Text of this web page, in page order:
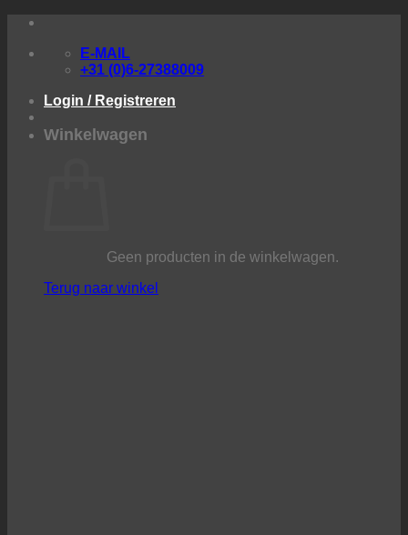
inhoud
E-MAIL
+31 (0)6-27388009
Login / Registreren
Winkelwagen
Geen producten in de winkelwagen.
Terug naar winkel